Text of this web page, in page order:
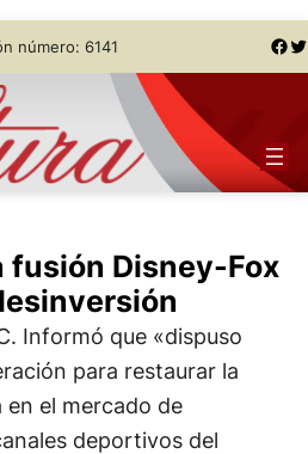
número: 6141 Facebook Twitter
fusión Disney-Fox
Informó que «dispuso
para restaurar la
el mercado de
deportivos del